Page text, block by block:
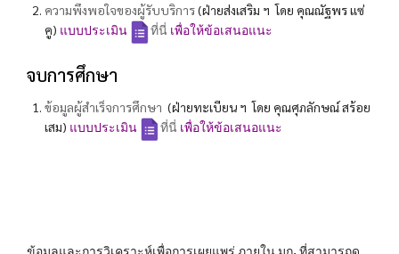
ความพึงพอใจของผู้รับบริการ(ฝ่ายส่งเสริม ฯ โดย คุณณัฐพร แซ่
คู) แบบประเมิน ที่นี่ เพื่อให้ข้อเสนอแนะ
จบการศึกษา
ข้อมูลผู้สำเร็จการศึกษา (ฝ่ายทะเบียน ฯ โดย คุณศุภลักษณ์ สร้อย
เสม) แบบประเมิน ที่นี่ เพื่อให้ข้อเสนอแนะ